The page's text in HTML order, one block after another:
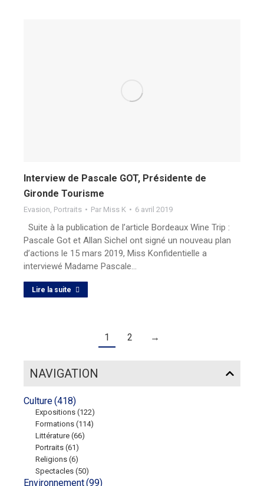
Interview de Pascale GOT, Présidente de
Gironde Tourisme
Evasion, Portraits Par Miss K 6 avril 2019
Suite à la publication de l’article Bordeaux Wine Trip :
Pascale Got et Allan Sichel ont signé un nouveau plan
d’actions le 15 mars 2019, Miss Konfidentielle a
interviewé Madame Pascale…
Lire la suite
1 2 →
NAVIGATION
Culture(418)
Expositions (122)
Formations (114)
Littérature (66)
Portraits (61)
Religions (6)
Spectacles (50)
Environnement(99)